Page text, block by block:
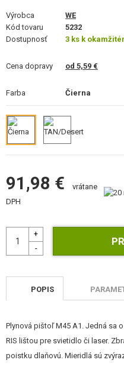
NÁHRADNÉ DIELY ZBRANÍ,
SERVIS A ÚDRŽBA ZBRANÍ
SEBAOBRANA, VÝCVIK, NOŽE
OUTDOOR A BUSHCRAFT
STAVEBNICE, MODELY
REKLAMNÉ PREDMETY
POŠKODENÝ, POUŽITÝ
ZĽAVY, AKCIE
KONTAKT
Výrobca
WE
Kód tovaru
5232
Dostupnosť
3 ks k
Cena dopravy od 5,59 €
Farba Čierna
91,98 €
vrátane
DPH
POPIS
Plynová pištoľ M45 A1. Jedná sa
RIS lištou pre svietidlo či laser.
poistku dlaňovú. Mieridlá sú